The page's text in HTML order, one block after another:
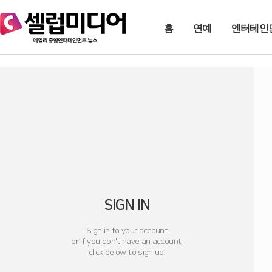
홈 연예 엔터테인
SIGN IN
Sign in to your account
or if you don't have an account.
click below to sign up.